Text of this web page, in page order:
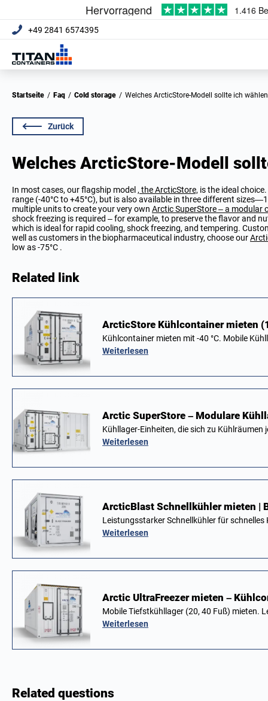
+49 2841 6574395
Startseite / Faq / Cold storage / Welches ArcticStore-Modell sollte ich
Zurück
Welches ArcticStore-Modell
In most cases, our flagship model , the ArcticStore, is the ideal
range (-40°C to +45°C), but is also available in three different
multiple units to create your very own Arctic SuperStore – a modular
shock freezing is required – for example, to preserve the flavor and
which is ideal for rapid cooling, shock freezing, and tempering.
well as customers in the biopharmaceutical industry, choose our
low as -75°C .
Related link
ArcticStore Kühlcontainer mieten
Kühlcontainer mieten mit -40 °C. Mobile
Weiterlesen
Arctic SuperStore – Modulare
Kühllager-Einheiten, die sich zu
Weiterlesen
ArcticBlast Schnellkühler mieten |
Leistungsstarker Schnellkühler für
Weiterlesen
Arctic UltraFreezer mieten –
Mobile Tiefstkühllager (20, 40 Fuß) mieten.
Weiterlesen
Related questions